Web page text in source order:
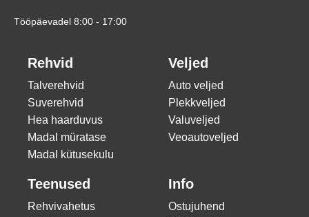
Tööpäevadel 8:00 - 17:00
Rehvid
Talverehvid
Suverehvid
Hea haarduvus
Madal müratase
Madal kütusekulu
Veljed
Auto veljed
Plekkveljed
Valuveljed
Veoautoveljed
Teenused
Rehvivahetus
Info
Ostujuhend